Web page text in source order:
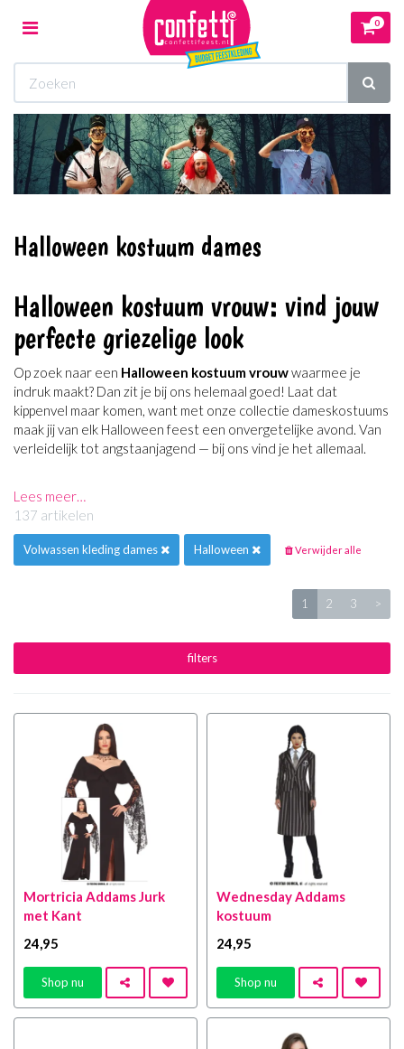
Toggle
0
Winkelwagen
Uw winkelwagen is leeg.
Vul hem met producten.
Halloween kostuum dames
Halloween kostuum vrouw: vind jouw
perfecte griezelige look
Op zoek naar een Halloween kostuum vrouwwaarmee je
indruk maakt? Dan zit je bij ons helemaal goed! Laat dat
kippenvel maar komen, want met onze collectie dameskostuums
maak jij van elk Halloween feest een onvergetelijke avond. Van
verleidelijk tot angstaanjagend — bij ons vind je het allemaal.
Lees meer…
137 artikelen
Volwassen kleding dames Halloween Verwijder alle
1 2 3 >
filters
Mortricia Addams Jurk
met Kant
24,95
Shop nu
Wednesday Addams
kostuum
24,95
Shop nu